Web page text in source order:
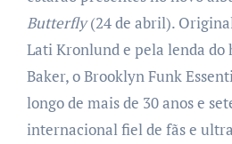
Butterfly(24 de abril).
Lati Kronlund e pela lenda
Baker, o Brooklyn Funk
longo de mais de 30 anos e
internacional fiel de fãs e